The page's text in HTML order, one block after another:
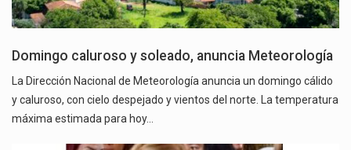
Domingo caluroso y soleado, anuncia Meteorología
La Dirección Nacional de Meteorología anuncia un domingo cálido
y caluroso, con cielo despejado y vientos del norte. La temperatura
máxima estimada para hoy…